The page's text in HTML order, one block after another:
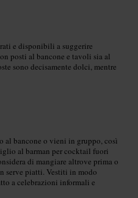
e disponibili a suggerire
posti al bancone e tavoli sia al
sono decisamente dolci, mentre
al bancone o vieni in gruppo, così
al barman per cocktail fuori
di mangiare altrove prima o
serve piatti. Vestiti in modo
a celebrazioni informali e